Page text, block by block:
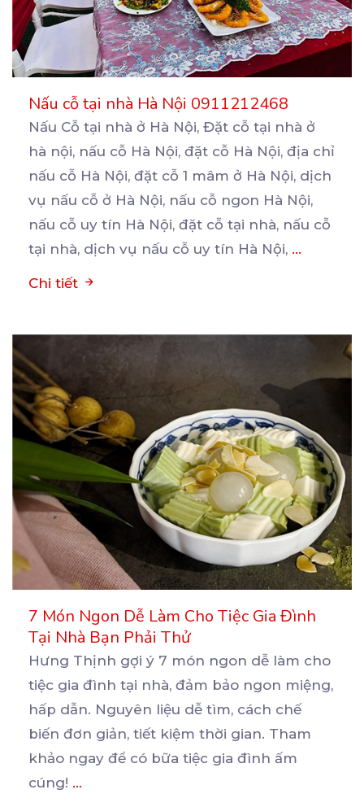
Nấu cỗ tại nhà Hà Nội 0911212468
Nấu Cỗ tại nhà ở Hà Nội, Đặt cỗ tại nhà ở
hà nội, nấu cỗ Hà Nội, đặt cỗ Hà Nội, địa chỉ
nấu cỗ Hà Nội, đặt cỗ 1 mâm ở Hà Nội, dịch
vụ nấu cỗ ở Hà Nội, nấu cỗ ngon Hà Nội,
nấu cỗ uy tín Hà Nội, đặt cỗ tại nhà, nấu cỗ
tại nhà, dịch vụ nấu cỗ uy tín Hà Nội, ...
Chi tiết
7 Món Ngon Dễ Làm Cho Tiệc Gia Đình
Tại Nhà Bạn Phải Thử
Hưng Thịnh gợi ý 7 món ngon dễ làm cho
tiệc gia đình tại nhà, đảm bảo ngon miệng,
hấp dẫn. Nguyên liệu dễ tìm, cách chế
biến đơn giản, tiết kiệm thời gian. Tham
khảo ngay để có bữa tiệc gia đình ấm
cúng! ...